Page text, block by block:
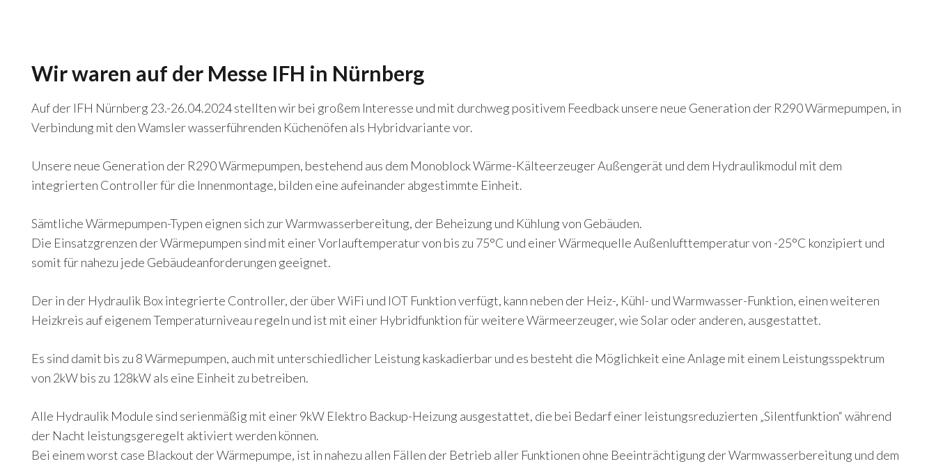
Wir waren auf der Messe IFH in Nürnberg
Auf der IFH Nürnberg 23.-26.04.2024 stellten wir bei großem Interesse und mit durchweg positivem Feedback unsere neue Generation der R290 Wärmepumpen, in
Verbindung mit den Wamsler wasserführenden Küchenöfen als Hybridvariante vor.
Unsere neue Generation der R290 Wärmepumpen, bestehend aus dem Monoblock Wärme-Kälteerzeuger Außengerät und dem Hydraulikmodul mit dem
integrierten Controller für die Innenmontage, bilden eine aufeinander abgestimmte Einheit.
Sämtliche Wärmepumpen-Typen eignen sich zur Warmwasserbereitung, der Beheizung und Kühlung von Gebäuden.
Die Einsatzgrenzen der Wärmepumpen sind mit einer Vorlauftemperatur von bis zu 75°C und einer Wärmequelle Außenlufttemperatur von -25°C konzipiert und
somit für nahezu jede Gebäudeanforderungen geeignet.
Der in der Hydraulik Box integrierte Controller, der über WiFi und IOT Funktion verfügt, kann neben der Heiz-, Kühl- und Warmwasser-Funktion, einen weiteren
Heizkreis auf eigenem Temperaturniveau regeln und ist mit einer Hybridfunktion für weitere Wärmeerzeuger, wie Solar oder anderen, ausgestattet.
Es sind damit bis zu 8 Wärmepumpen, auch mit unterschiedlicher Leistung kaskadierbar und es besteht die Möglichkeit eine Anlage mit einem Leistungsspektrum
von 2kW bis zu 128kW als eine Einheit zu betreiben.
Alle Hydraulik Module sind serienmäßig mit einer 9kW Elektro Backup-Heizung ausgestattet, die bei Bedarf einer leistungsreduzierten „Silentfunktion“ während
der Nacht leistungsgeregelt aktiviert werden können.
Bei einem worst case Blackout der Wärmepumpe, ist in nahezu allen Fällen der Betrieb aller Funktionen ohne Beeinträchtigung der Warmwasserbereitung und dem